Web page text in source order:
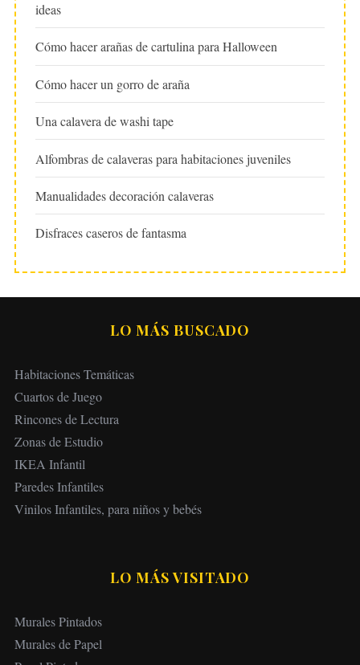
ideas
Cómo hacer arañas de cartulina para Halloween
Cómo hacer un gorro de araña
Una calavera de washi tape
Alfombras de calaveras para habitaciones juveniles
Manualidades decoración calaveras
Disfraces caseros de fantasma
LO MÁS BUSCADO
Habitaciones Temáticas
Cuartos de Juego
Rincones de Lectura
Zonas de Estudio
IKEA Infantil
Paredes Infantiles
Vinilos Infantiles, para niños y bebés
LO MÁS VISITADO
Murales Pintados
Murales de Papel